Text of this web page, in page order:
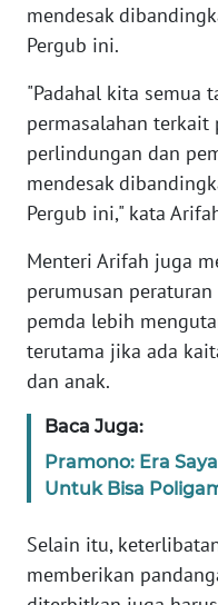
mendesak
Pergub ini.
"Padahal kita semua
permasalahan
perlindungan dan
mendesak
Pergub ini," kata
Menteri Arifah juga
perumusan
pemda lebih
terutama jika ada
dan anak.
Baca Juga:
Pramono: Era
Untuk Bisa
Selain itu,
memberikan
Wahana
News
Regional
WN
JAKARTA
JABAR
WN
BANTEN
NTT
KEPRI